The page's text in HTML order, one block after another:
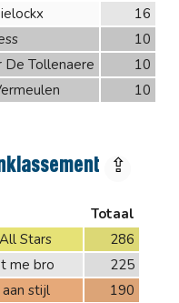
16
10
Tollenaere
10
10
⇪
Totaal
Stars
286
me bro
225
stijl
190